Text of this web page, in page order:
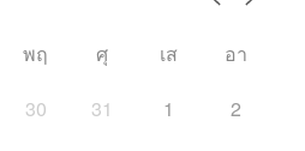
พฤ ศุ เส
อา
30 31 1 2